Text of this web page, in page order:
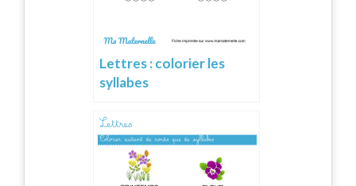
Lettres : colorier les
syllabes